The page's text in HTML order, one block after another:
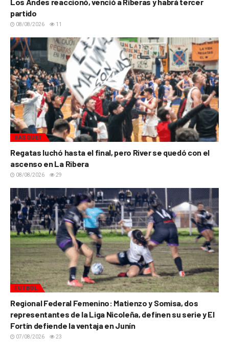
partido
08/08/2026 11
BÁSQUET
Regatas luchó hasta el final, pero River se quedó con el
ascenso en La Ribera
08/08/2026 29
FÚTBOL
Regional Federal Femenino: Matienzo y Somisa, dos
representantes de la Liga Nicoleña, definen su serie y El
Fortín defiende la ventaja en Junín
07/08/2026 23